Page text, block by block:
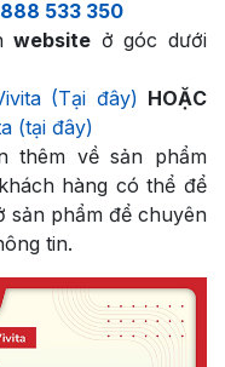
533 350
website ở góc dưới
(Tại đây) HOẶC
(tại đây)
thêm về sản phẩm
hàng có thể để
sản phẩm để chuyên
tin.